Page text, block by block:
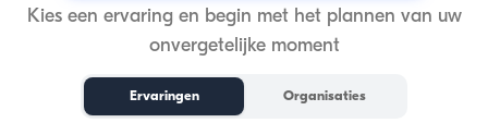
Kies een ervaring en begin met het plannen van uw
onvergetelijke moment
Ervaringen Organisaties